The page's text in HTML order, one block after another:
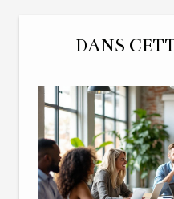
DANS